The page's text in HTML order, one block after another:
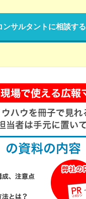
ンサルタントに相談する